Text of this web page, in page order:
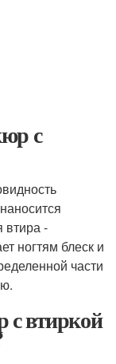
с
втира -
ногтям блеск и
части
втиркой